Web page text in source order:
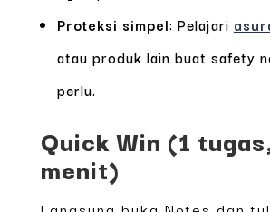
Proteksi simpel: Pelajari
atau produk lain buat safety
perlu.
Quick Win (1
menit)